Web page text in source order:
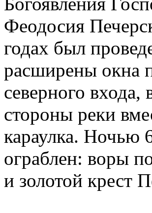
Феодосия
годах был
расширены окна
северного входа,
стороны реки
караулка. Ночью
ограблен: воры
и золотой крест